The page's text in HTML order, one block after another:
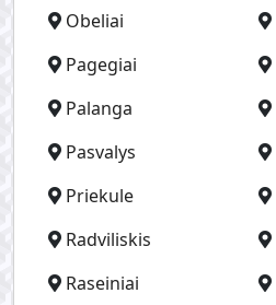
Obeliai
Pagegiai
Palanga
Pasvalys
Priekule
Radviliskis
Raseiniai